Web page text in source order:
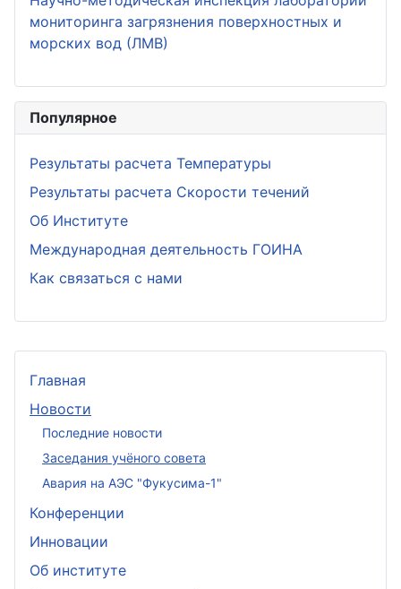
Главная
Новости
Последние новости
Заседания учёного совета
Авария на АЭС "Фукусима-1"
Конференции
Инновации
Об институте
мониторинга загрязнения поверхностных и
морских вод (ЛМВ)
Популярное
Результаты расчета Температуры
Результаты расчета Скорости течений
Об Институте
Международная деятельность ГОИНА
Как связаться с нами